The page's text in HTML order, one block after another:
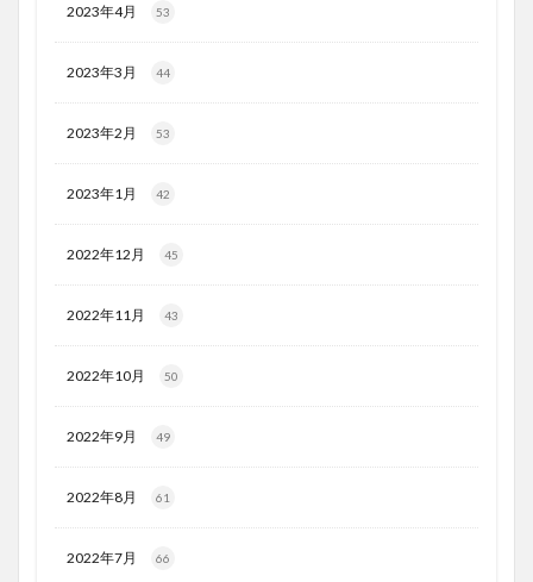
2023年4月 53
2023年3月 44
2023年2月 53
2023年1月 42
2022年12月 45
2022年11月 43
2022年10月 50
2022年9月 49
2022年8月 61
2022年7月 66